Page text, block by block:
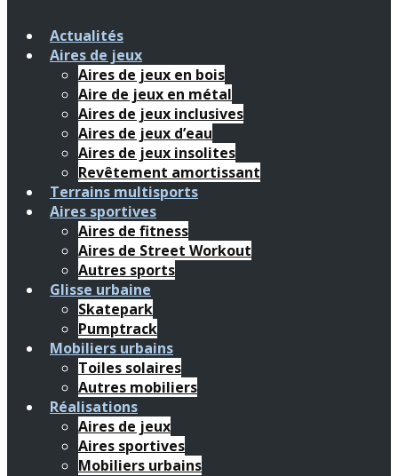
Actualités
Aires de jeux
Aires de jeux en bois
Aire de jeux en métal
Aires de jeux inclusives
Aires de jeux d’eau
Aires de jeux insolites
Revêtement amortissant
Terrains multisports
Aires sportives
Aires de fitness
Aires de Street Workout
Autres sports
Glisse urbaine
Skatepark
Pumptrack
Mobiliers urbains
Toiles solaires
Autres mobiliers
Réalisations
Aires de jeux
Aires sportives
Mobiliers urbains